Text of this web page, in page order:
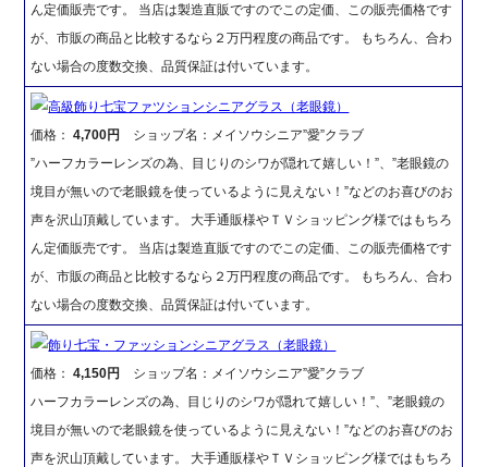
ん定価販売です。 当店は製造直販ですのでこの定価、この販売価格です
が、市販の商品と比較するなら２万円程度の商品です。 もちろん、合わ
ない場合の度数交換、品質保証は付いています。
高級飾り七宝ファツションシニアグラス（老眼鏡）
価格：4,700円
ショップ名：メイソウシニア”愛”クラブ
”ハーフカラーレンズの為、目じりのシワが隠れて嬉しい！”、”老眼鏡の
境目が無いので老眼鏡を使っているように見えない！”などのお喜びのお
声を沢山頂戴しています。 大手通販様やＴＶショッピング様ではもちろ
ん定価販売です。 当店は製造直販ですのでこの定価、この販売価格です
が、市販の商品と比較するなら２万円程度の商品です。 もちろん、合わ
ない場合の度数交換、品質保証は付いています。
飾り七宝・ファッションシニアグラス（老眼鏡）
価格：4,150円
ショップ名：メイソウシニア”愛”クラブ
ハーフカラーレンズの為、目じりのシワが隠れて嬉しい！”、”老眼鏡の
境目が無いので老眼鏡を使っているように見えない！”などのお喜びのお
声を沢山頂戴しています。 大手通販様やＴＶショッピング様ではもちろ